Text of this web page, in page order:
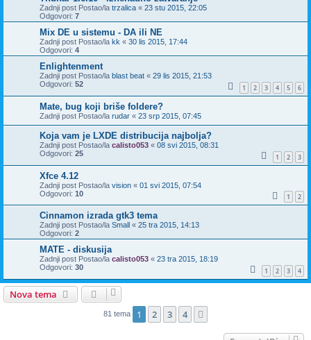
Zadnji post Postao/la trzalica « 23 stu 2015, 22:05
Odgovori: 7
Mix DE u sistemu - DA ili NE
Zadnji post Postao/la kk « 30 lis 2015, 17:44
Odgovori: 4
Enlightenment
Zadnji post Postao/la blast beat « 29 lis 2015, 21:53
Odgovori: 52 1 2 3 4 5 6
Mate, bug koji briše foldere?
Zadnji post Postao/la rudar « 23 srp 2015, 07:45
Koja vam je LXDE distribucija najbolja?
Zadnji post Postao/la calisto053 « 08 svi 2015, 08:31
Odgovori: 25 1 2 3
Xfce 4.12
Zadnji post Postao/la vision « 01 svi 2015, 07:54
Odgovori: 10 1 2
Cinnamon izrada gtk3 tema
Zadnji post Postao/la Small « 25 tra 2015, 14:13
Odgovori: 2
MATE - diskusija
Zadnji post Postao/la calisto053 « 23 tra 2015, 18:19
Odgovori: 30 1 2 3 4
Nova tema
81 tema 1 2 3 4